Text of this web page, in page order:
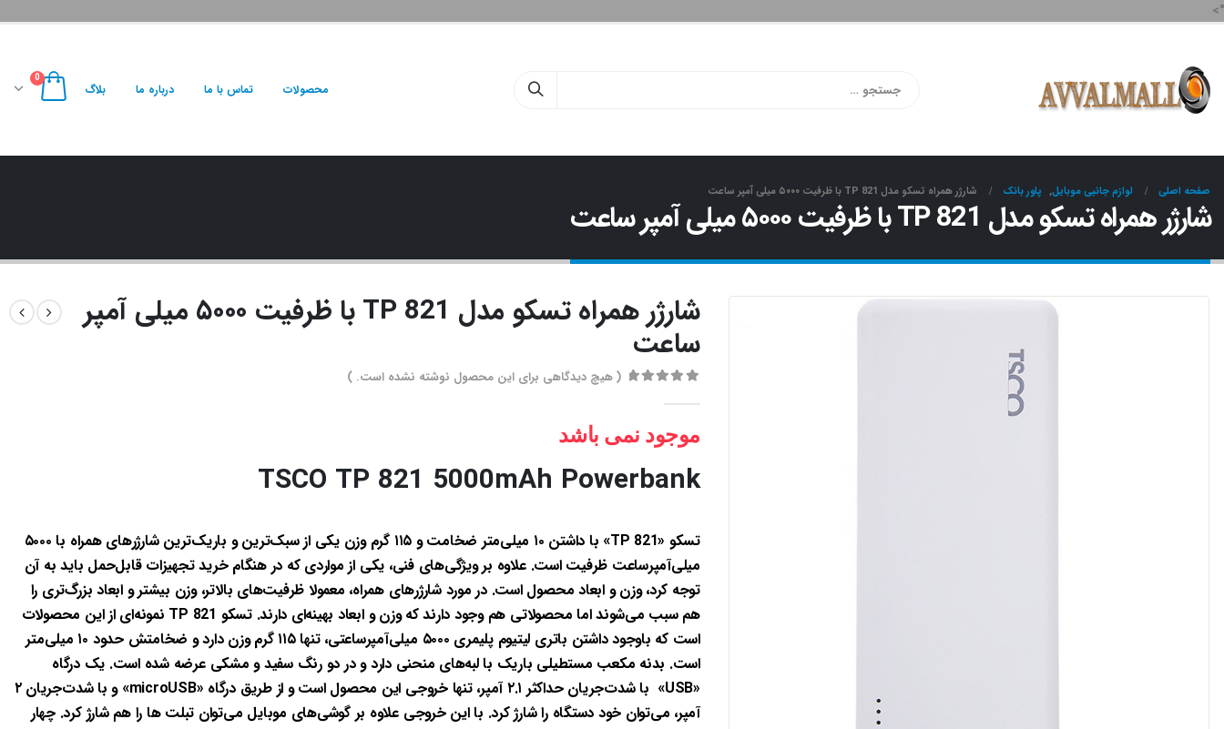
">
محصولات تماس با ما درباره ما بلاگ
0
صفحه اصلی لوازم جانبی موبایل, پاور بانک شارژر همراه تسکو مدل TP 821 با ظرفیت ۵۰۰۰ میلی آمپر ساعت
شارژر همراه تسکو مدل TP 821 با ظرفیت ۵۰۰۰ میلی آمپر ساعت
شارژر همراه تسکو مدل TP 821 با ظرفیت ۵۰۰۰ میلی آمپر
ساعت
( هیچ دیدگاهی برای این محصول نوشته نشده است. )
موجود نمی باشد
TSCO TP 821 5000mAh Powerbank
تسکو «TP 821» با داشتن ۱۰ میلی‌متر ضخامت و ۱۱۵ گرم وزن یکی از سبک‌ترین و باریک‌ترین شارژرهای همراه با ۵۰۰۰
میلی‌آمپرساعت ظرفیت است. علاوه بر ویژگی‌های فنی، یکی از مواردی که در هنگام خرید تجهیزات قابل‌حمل باید به آن
توجه کرد، وزن و ابعاد محصول است. در مورد شارژرهای همراه، معمولا ظرفیت‌های بالاتر، وزن بیشتر و ابعاد بزرگ‌تری را
هم سبب می‌شوند اما محصولاتی هم وجود دارند که وزن و ابعاد بهینه‌ای دارند. تسکو TP 821 نمونه‌ای از این محصولات
است که باوجود داشتن باتری لیتیوم پلیمری ۵۰۰۰ میلی‌آمپرساعتی، تنها ۱۱۵ گرم وزن دارد و ضخامتش حدود ۱۰ میلی‌متر
است. بدنه مکعب مستطیلی باریک با لبه‌های منحنی دارد و در دو رنگ سفید و مشکی عرضه شده است. یک درگاه
«USB» با شدت‌جریان حداکثر ۲.۱ آمپر، تنها خروجی این محصول است و از طریق درگاه «microUSB» و با شدت‌جریان ۲
آمپر، می‌توان خود دستگاه را شارژ کرد. با این خروجی علاوه بر گوشی‌های موبایل می‌توان تبلت ها را هم شارژ کرد. چهار